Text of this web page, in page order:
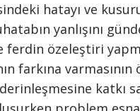
hatayı ve
yanlışını
ferdin özeleştiri
farkına varmasının
katkı